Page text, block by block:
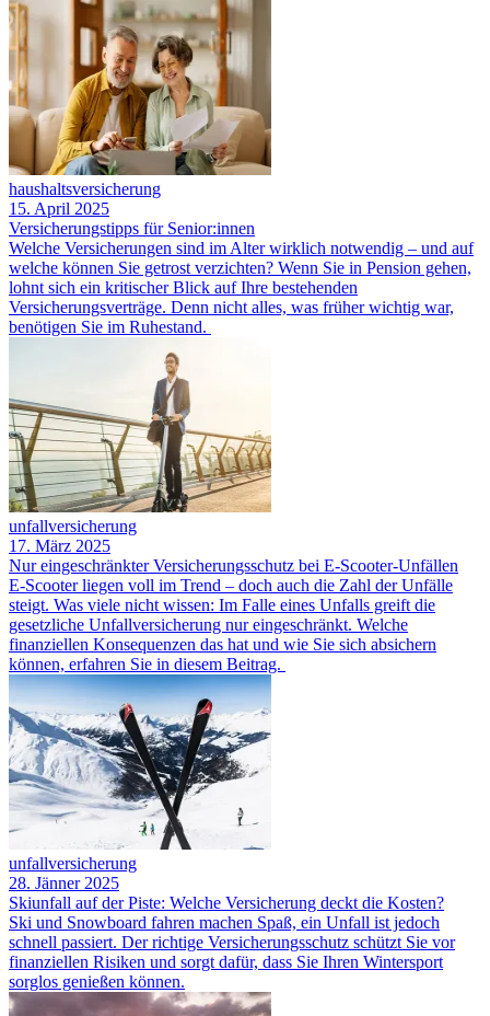
haushaltsversicherung
15. April 2025
Versicherungstipps für Senior:innen
Welche Versicherungen sind im Alter wirklich notwendig – und auf
welche können Sie getrost verzichten? Wenn Sie in Pension gehen,
lohnt sich ein kritischer Blick auf Ihre bestehenden
Versicherungsverträge. Denn nicht alles, was früher wichtig war,
benötigen Sie im Ruhestand.
unfallversicherung
17. März 2025
Nur eingeschränkter Versicherungsschutz bei E-Scooter-Unfällen
E-Scooter liegen voll im Trend – doch auch die Zahl der Unfälle
steigt. Was viele nicht wissen: Im Falle eines Unfalls greift die
gesetzliche Unfallversicherung nur eingeschränkt. Welche
finanziellen Konsequenzen das hat und wie Sie sich absichern
können, erfahren Sie in diesem Beitrag.
unfallversicherung
28. Jänner 2025
Skiunfall auf der Piste: Welche Versicherung deckt die Kosten?
Ski und Snowboard fahren machen Spaß, ein Unfall ist jedoch
schnell passiert. Der richtige Versicherungsschutz schützt Sie vor
finanziellen Risiken und sorgt dafür, dass Sie Ihren Wintersport
sorglos genießen können.